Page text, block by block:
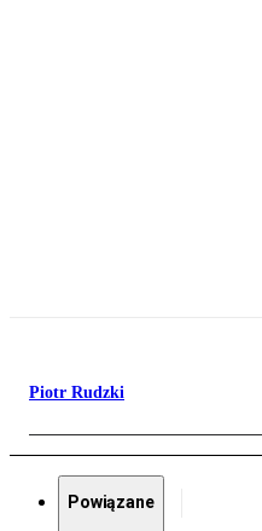
Piotr Rudzki
Powiązane